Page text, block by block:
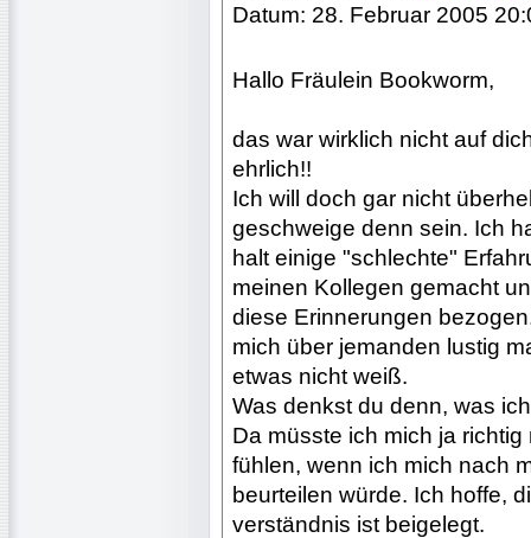
Datum: 28. Februar 2005
Hallo Fräulein Bookworm,
das war wirklich nicht auf
ehrlich!!
Ich will doch gar nicht
geschweige denn sein. Ich
halt einige "schlechte"
meinen Kollegen gemacht
diese Erinnerungen
mich über jemanden lustig
etwas nicht weiß.
Was denkst du denn, was
Da müsste ich mich ja richtig
fühlen, wenn ich mich nach
beurteilen würde. Ich hoffe,
verständnis ist beigelegt.